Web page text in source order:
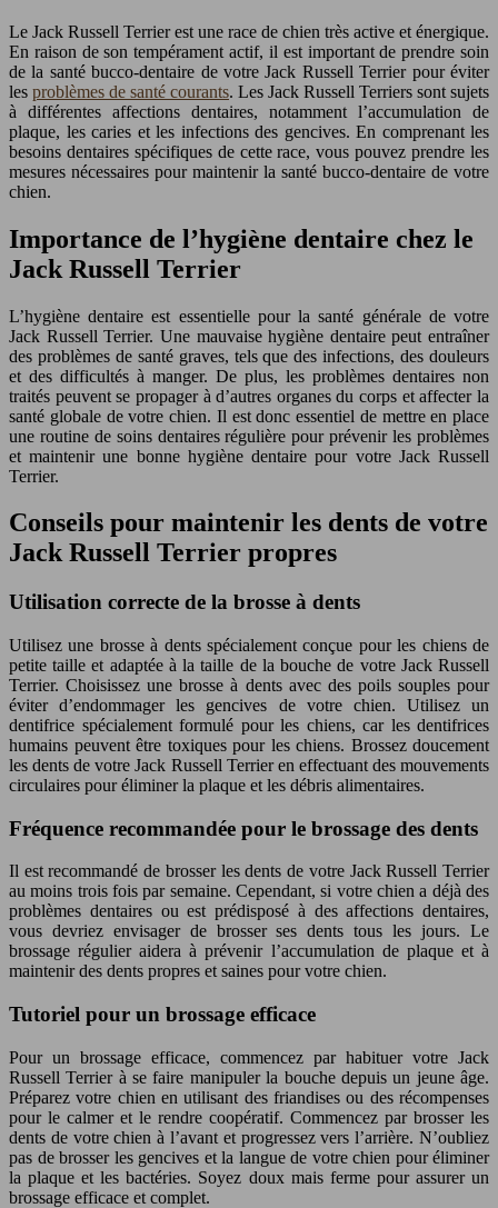
Le Jack Russell Terrier est une race de chien très active et énergique.
En raison de son tempérament actif, il est important de prendre soin
de la santé bucco-dentaire de votre Jack Russell Terrier pour éviter
les problèmes de santé courants. Les Jack Russell Terriers sont sujets
à différentes affections dentaires, notamment l’accumulation de
plaque, les caries et les infections des gencives. En comprenant les
besoins dentaires spécifiques de cette race, vous pouvez prendre les
mesures nécessaires pour maintenir la santé bucco-dentaire de votre
chien.
Importance de l’hygiène dentaire chez le
Jack Russell Terrier
L’hygiène dentaire est essentielle pour la santé générale de votre
Jack Russell Terrier. Une mauvaise hygiène dentaire peut entraîner
des problèmes de santé graves, tels que des infections, des douleurs
et des difficultés à manger. De plus, les problèmes dentaires non
traités peuvent se propager à d’autres organes du corps et affecter la
santé globale de votre chien. Il est donc essentiel de mettre en place
une routine de soins dentaires régulière pour prévenir les problèmes
et maintenir une bonne hygiène dentaire pour votre Jack Russell
Terrier.
Conseils pour maintenir les dents de votre
Jack Russell Terrier propres
Utilisation correcte de la brosse à dents
Utilisez une brosse à dents spécialement conçue pour les chiens de
petite taille et adaptée à la taille de la bouche de votre Jack Russell
Terrier. Choisissez une brosse à dents avec des poils souples pour
éviter d’endommager les gencives de votre chien. Utilisez un
dentifrice spécialement formulé pour les chiens, car les dentifrices
humains peuvent être toxiques pour les chiens. Brossez doucement
les dents de votre Jack Russell Terrier en effectuant des mouvements
circulaires pour éliminer la plaque et les débris alimentaires.
Fréquence recommandée pour le brossage des dents
Il est recommandé de brosser les dents de votre Jack Russell Terrier
au moins trois fois par semaine. Cependant, si votre chien a déjà des
problèmes dentaires ou est prédisposé à des affections dentaires,
vous devriez envisager de brosser ses dents tous les jours. Le
brossage régulier aidera à prévenir l’accumulation de plaque et à
maintenir des dents propres et saines pour votre chien.
Tutoriel pour un brossage efficace
Pour un brossage efficace, commencez par habituer votre Jack
Russell Terrier à se faire manipuler la bouche depuis un jeune âge.
Préparez votre chien en utilisant des friandises ou des récompenses
pour le calmer et le rendre coopératif. Commencez par brosser les
dents de votre chien à l’avant et progressez vers l’arrière. N’oubliez
pas de brosser les gencives et la langue de votre chien pour éliminer
la plaque et les bactéries. Soyez doux mais ferme pour assurer un
brossage efficace et complet.